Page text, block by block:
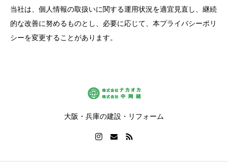
当社は、個人情報の取扱いに関する運用状況を適宜見直し、継続
的な改善に努めるものとし、必要に応じて、本プライバシーポリ
シーを変更することがあります。
大阪・兵庫の建設・リフォーム